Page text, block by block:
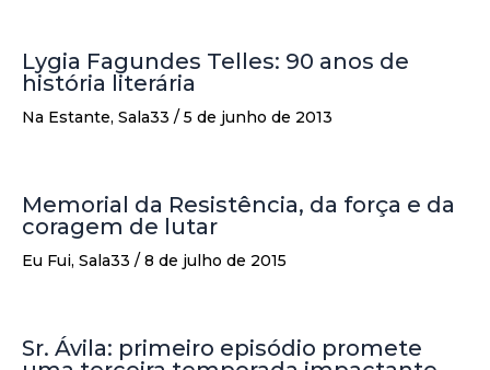
Lygia Fagundes Telles: 90 anos de
história literária
Na Estante, Sala33 / 5 de junho de 2013
Memorial da Resistência, da força e da
coragem de lutar
Eu Fui, Sala33 / 8 de julho de 2015
Sr. Ávila: primeiro episódio promete